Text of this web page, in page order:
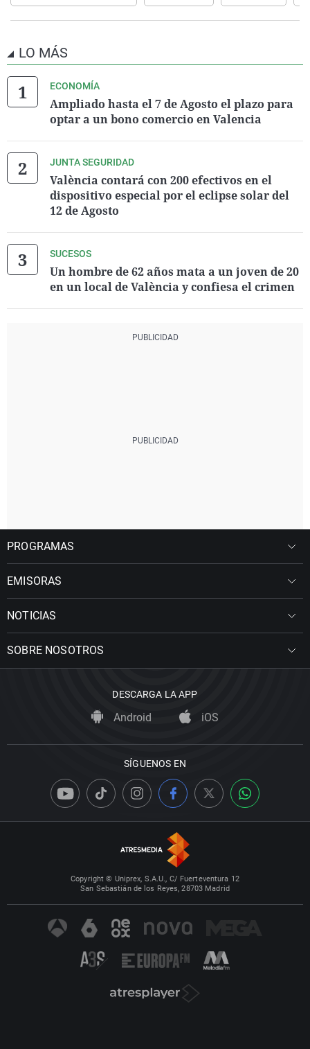
LO MÁS
ECONOMÍA
Ampliado hasta el 7 de Agosto el plazo para
optar a un bono comercio en Valencia
JUNTA SEGURIDAD
València contará con 200 efectivos en el
dispositivo especial por el eclipse solar del
12 de Agosto
SUCESOS
Un hombre de 62 años mata a un joven de 20
en un local de València y confiesa el crimen
PROGRAMAS
EMISORAS
NOTICIAS
SOBRE NOSOTROS
DESCARGA LA APP
Android iOS
SÍGUENOS EN
Copyright © Uniprex, S.A.U., C/ Fuerteventura 12
San Sebastián de los Reyes, 28703 Madrid